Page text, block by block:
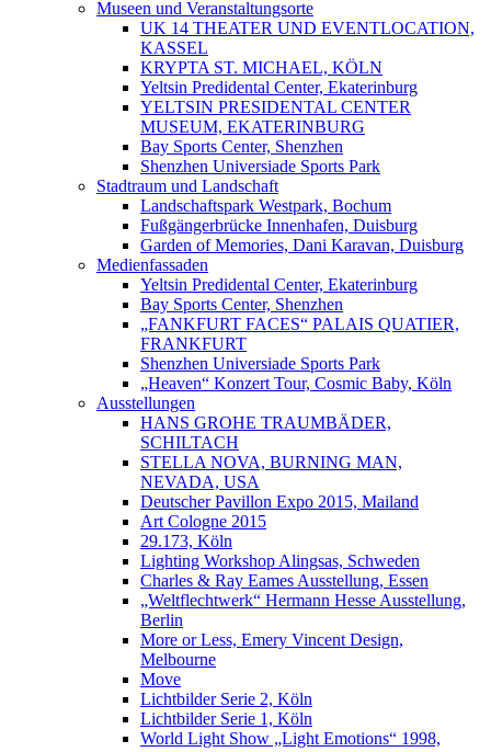
Museen und Veranstaltungsorte
UK 14 THEATER UND EVENTLOCATION,
KASSEL
KRYPTA ST. MICHAEL, KÖLN
Yeltsin Predidental Center, Ekaterinburg
YELTSIN PRESIDENTAL CENTER
MUSEUM, EKATERINBURG
Bay Sports Center, Shenzhen
Shenzhen Universiade Sports Park
Stadtraum und Landschaft
Landschaftspark Westpark, Bochum
Fußgängerbrücke Innenhafen, Duisburg
Garden of Memories, Dani Karavan, Duisburg
Medienfassaden
Yeltsin Predidental Center, Ekaterinburg
Bay Sports Center, Shenzhen
„FANKFURT FACES“ PALAIS QUATIER,
FRANKFURT
Shenzhen Universiade Sports Park
„Heaven“ Konzert Tour, Cosmic Baby, Köln
Ausstellungen
HANS GROHE TRAUMBÄDER,
SCHILTACH
STELLA NOVA, BURNING MAN,
NEVADA, USA
Deutscher Pavillon Expo 2015, Mailand
Art Cologne 2015
29.173, Köln
Lighting Workshop Alingsas, Schweden
Charles & Ray Eames Ausstellung, Essen
„Weltflechtwerk“ Hermann Hesse Ausstellung,
Berlin
More or Less, Emery Vincent Design,
Melbourne
Move
Lichtbilder Serie 2, Köln
Lichtbilder Serie 1, Köln
World Light Show „Light Emotions“ 1998,